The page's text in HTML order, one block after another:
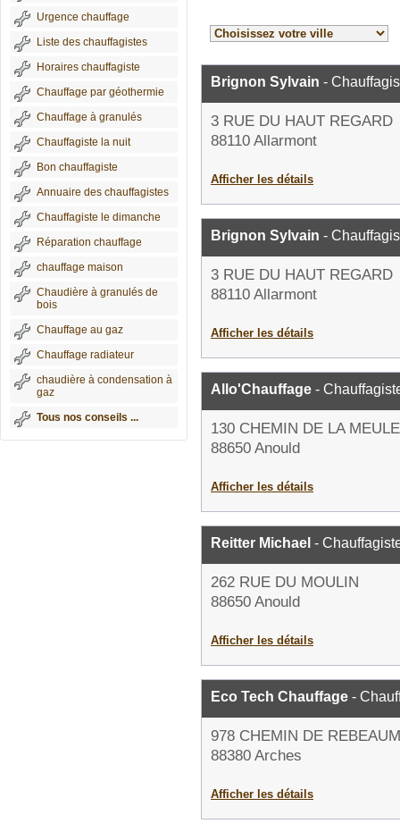
Urgence chauffage
Liste des chauffagistes
Horaires chauffagiste
Chauffage par géothermie
Chauffage à granulés
Chauffagiste la nuit
Bon chauffagiste
Annuaire des chauffagistes
Chauffagiste le dimanche
Réparation chauffage
chauffage maison
Chaudière à granulés de
bois
Chauffage au gaz
Chauffage radiateur
chaudière à condensation à
gaz
Tous nos conseils ...
Brignon Sylvain -
3 RUE DU HAUT REGARD
88110 Allarmont
Afficher les détails
Brignon Sylvain -
3 RUE DU HAUT REGARD
88110 Allarmont
Afficher les détails
Allo'Chauffage -
130 CHEMIN DE LA MEULE
88650 Anould
Afficher les détails
Reitter Michael -
262 RUE DU MOULIN
88650 Anould
Afficher les détails
Eco Tech Chauffage -
978 CHEMIN DE
88380 Arches
Afficher les détails